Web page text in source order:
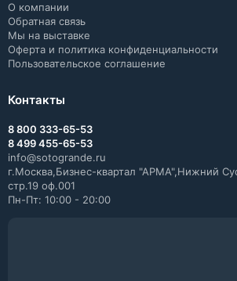
О компании
Обратная связь
Мы на выставке
Оферта и политика конфиденциальности
Пользовательское соглашение
Контакты
8 800 333-65-53
8 499 455-65-53
info@sotogrande.ru
г.Москва,Бизнес-квартал "АРМА",Нижний
стр.19 оф.001
Пн-Пт: 10:00 - 20:00